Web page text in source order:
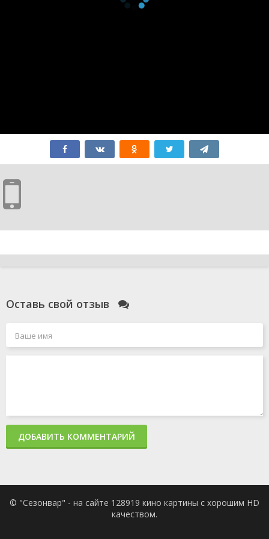
Оставь свой отзыв
ДОБАВИТЬ КОММЕНТАРИЙ
© "Сезонвар" - на сайте 128919 кино картины с хорошим HD
качеством.